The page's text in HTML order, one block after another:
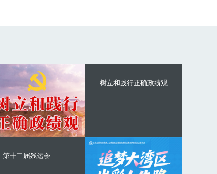
树立和践行正确政绩观
第十二届残运会